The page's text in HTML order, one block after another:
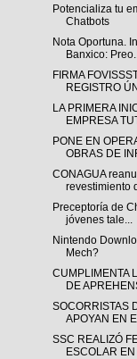
Potencializa tu
Chatbots
Nota Oportuna.
Banxico:
FIRMA
REGISTRO
LA PRIMERA
EMPRESA
PONE EN
OBRAS DE
CONAGUA
revestimiento
Preceptoría de
jóvenes tale...
Nintendo
Mech?
CUMPLIMENTA
DE
SOCORRISTAS
APOYAN EN
SSC REALIZÓ
ESCOLAR